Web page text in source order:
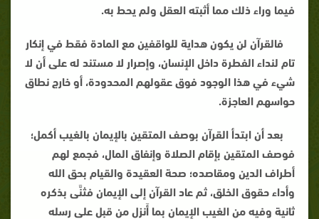
فيما وراء ذلك مما أثبته العقل ولم يحط به.
فالقرآن لن يكون هداية للواقفين مع المادة فقط في إنكار
تام لنداء الفطرة داخل الإنسان، وإصرار لا مستند له على أن لا
شيء في هذا الوجود فوق عقولهم المحدودة، أو خارج نطاق
حواسهم العاجزة.
بعد أن ابتدأ القرآن بوصف المتقين بالإيمان بالغيب أكمل؛
فوصف المتقين بإقام الصلاة وإنفاق المال، فجمع لهم
أطراف الدين ومقاصده؛ صحة العقيدة والقيام بحق الله
وأداء حقوق الخلق، ثم عاد القرآن إلى الإيمان فثنَّى بذكره
ثانية وفيه من الغيب الإيمان بما أَنزل من قبل على رسله